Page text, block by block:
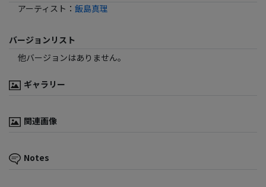
アーティスト ： 飯島真理
バージョンリスト
他バージョンはありません。
ギャラリー
関連画像
Notes